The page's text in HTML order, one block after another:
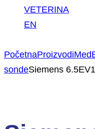
VETERINA
EN
PočetnaProizvodi
sondeSiemens